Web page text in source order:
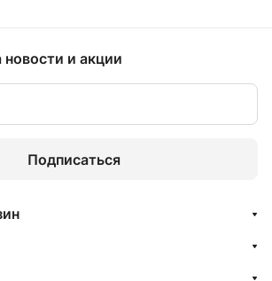
новости и акции
Подписаться